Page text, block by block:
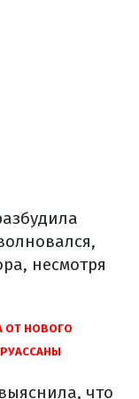
несмотря
ОТ НОВОГО
что